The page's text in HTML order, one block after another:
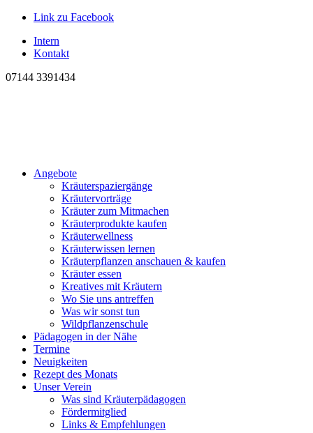
Link zu Facebook
Intern
Kontakt
07144 3391434
Angebote
Kräuterspaziergänge
Kräutervorträge
Kräuter zum Mitmachen
Kräuterprodukte kaufen
Kräuterwellness
Kräuterwissen lernen
Kräuterpflanzen anschauen & kaufen
Kräuter essen
Kreatives mit Kräutern
Wo Sie uns antreffen
Was wir sonst tun
Wildpflanzenschule
Pädagogen in der Nähe
Termine
Neuigkeiten
Rezept des Monats
Unser Verein
Was sind Kräuterpädagogen
Fördermitglied
Links & Empfehlungen